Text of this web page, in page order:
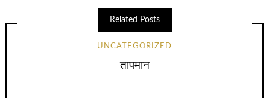
Related Posts
UNCATEGORIZED
तापमान